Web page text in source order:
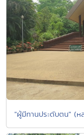
"ผู้มีทานประดับตน" (ห